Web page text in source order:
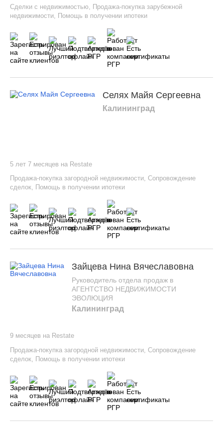
Сделки с недвижимостью
Продажа-покупка зарубежной
недвижимости
Помощь в получении ипотеки
Селях Майя Сергеевна
Калининград
5 лет 7 месяцев на Restate
Продажа-покупка загородной недвижимости, Сопровождение
сделок, Помощь в получении ипотеки
Зайцева Нина Вячеславовна
Руководитель отдела продаж в
АГЕНТСТВО НЕДВИЖИМОСТИ
ЭВОЛЮЦИЯ
Калининград
9 месяцев на Restate
Продажа-покупка загородной недвижимости Сопровождение
сделок Помощь в получении ипотеки